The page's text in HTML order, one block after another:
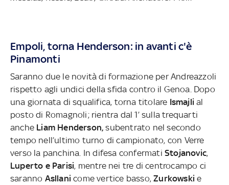
Empoli, torna Henderson: in avanti c'è
Pinamonti
Saranno due le novità di formazione per Andreazzoli
rispetto agli undici della sfida contro il Genoa. Dopo
una giornata di squalifica, torna titolare Ismajli al
posto di Romagnoli; rientra dal 1’ sulla trequarti
anche Liam Henderson, subentrato nel secondo
tempo nell’ultimo turno di campionato, con Verre
verso la panchina. In difesa confermati Stojanovic,
Luperto e Parisi, mentre nei tre di centrocampo ci
saranno Asllani come vertice basso,Zurkowskie